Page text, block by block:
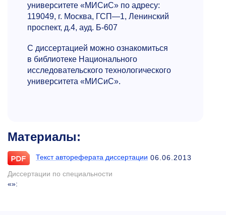
университете «МИСиС» по адресу:
119049, г. Москва, ГСП—1, Ленинский
проспект, д.4, ауд. Б-607
С диссертацией можно ознакомиться
в библиотеке Национального
исследовательского технологического
университета «МИСиС».
Материалы:
Текст автореферата диссертации 06.06.2013
Диссертации по специальности
«»: